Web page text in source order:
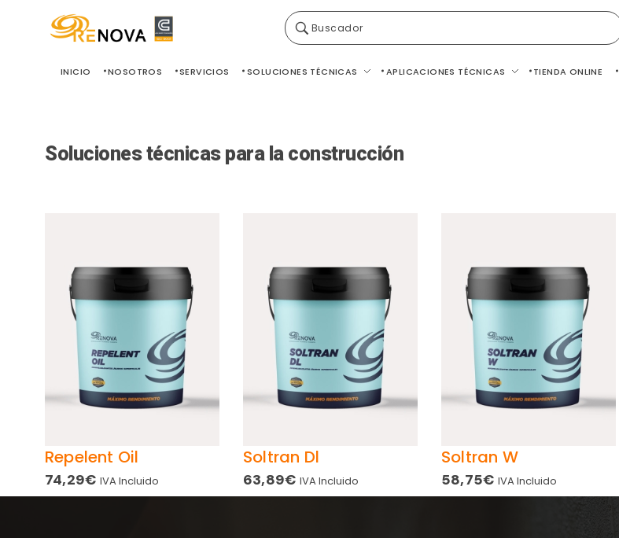
Buscador
INICIO NOSOTROS SERVICIOS SOLUCIONES TÉCNICAS APLICACIONES TÉCNICAS TIENDA ONLINE
Soluciones técnicas para la construcción
Repelent Oil
74,29€ IVA Incluido
Soltran Dl
63,89€ IVA Incluido
Soltran W
58,75€ IVA Incluido